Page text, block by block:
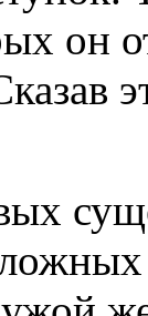
он